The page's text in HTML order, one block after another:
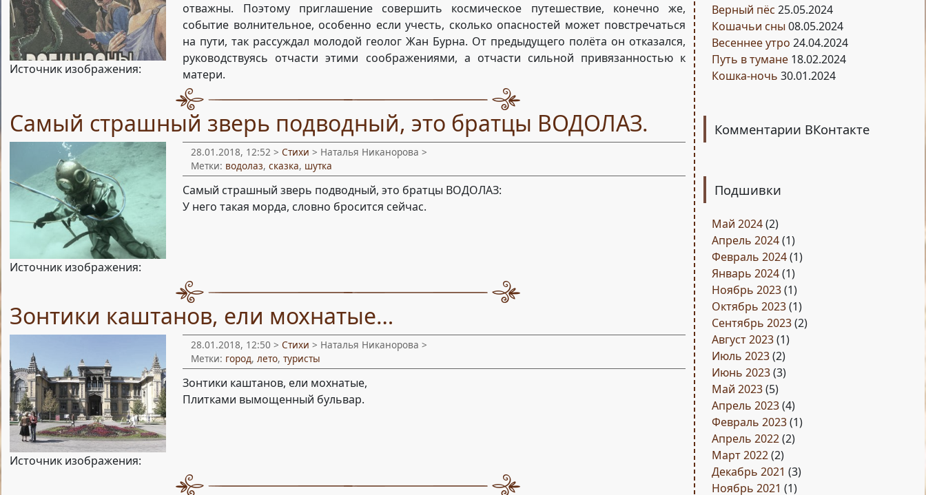
Источник изображения:
отважны. Поэтому приглашение совершить космическое путешествие, конечно же,
событие волнительное, особенно если учесть, сколько опасностей может повстречаться
на пути, так рассуждал молодой геолог Жан Бурна. От предыдущего полёта он отказался,
руководствуясь отчасти этими соображениями, а отчасти сильной привязанностью к
матери.
Самый страшный зверь подводный, это братцы ВОДОЛАЗ.
Источник изображения:
28.01.2018, 12:52 >Стихи > Наталья Никанорова >
Метки: водолаз,сказка, шутка
Самый страшный зверь подводный, это братцы ВОДОЛАЗ:
У него такая морда, словно бросится сейчас.
Зонтики каштанов, ели мохнатые…
Источник изображения:
28.01.2018, 12:50 >Стихи > Наталья Никанорова >
Метки: город,лето,туристы
Зонтики каштанов, ели мохнатые,
Плитками вымощенный бульвар.
Верный пёс 25.05.2024
Кошачьи сны 08.05.2024
Весеннее утро 24.04.2024
Путь в тумане 18.02.2024
Кошка-ночь 30.01.2024
Комментарии ВКонтакте
Подшивки
Май 2024(2)
Апрель 2024(1)
Февраль 2024(1)
Январь 2024(1)
Ноябрь 2023(1)
Октябрь 2023(1)
Сентябрь 2023(2)
Август 2023(1)
Июль 2023(2)
Июнь 2023(3)
Май 2023(5)
Апрель 2023(4)
Февраль 2023(1)
Апрель 2022(2)
Март 2022(2)
Декабрь 2021 (3)
Ноябрь 2021 (1)